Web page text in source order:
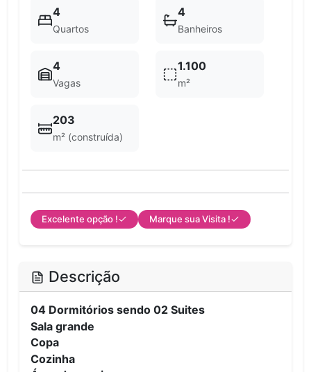
4
Quartos
4
Banheiros
4
Vagas
1.100
m²
203
m² (construída)
Excelente opção ! Marque sua Visita !
Descrição
04 Dormitórios sendo 02 Suites
Sala grande
Copa
Cozinha